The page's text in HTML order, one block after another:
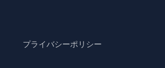
プライバシーポリシー